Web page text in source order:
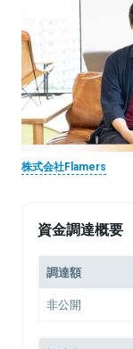
株式会社Flamers
資金調達概要
調達額
非公開